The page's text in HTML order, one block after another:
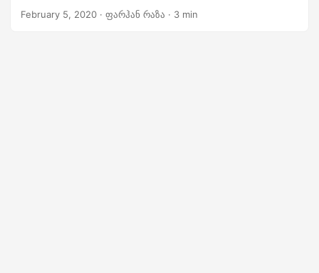
February 5, 2020 · ფარჰან რაზა · 3 min